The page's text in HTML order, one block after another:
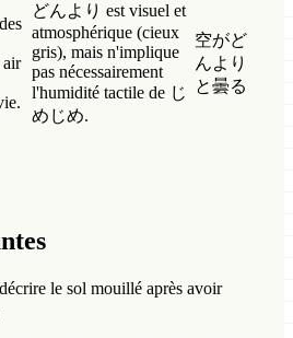
air
どんより est visuel et
atmosphérique (cieux
gris), mais n'implique
pas nécessairement
l'humidité tactile de じ
めじめ.
空がど
んより
と曇る
le sol mouillé après avoir